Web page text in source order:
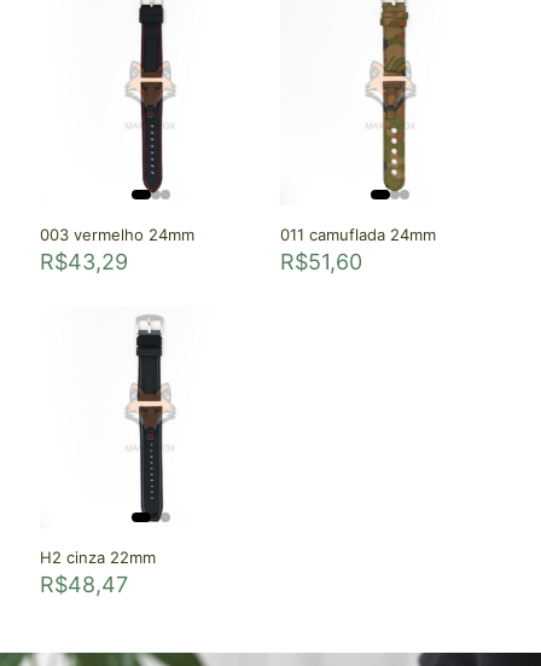
003 vermelho 24mm
R$43,29
011 camuflada 24mm
R$51,60
H2 cinza 22mm
R$48,47